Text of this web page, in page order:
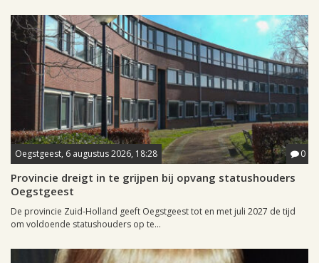
Oegstgeest, 6 augustus 2026, 18:28 0
Provincie dreigt in te grijpen bij opvang statushouders
Oegstgeest
De provincie Zuid-Holland geeft Oegstgeest tot en met juli 2027 de tijd
om voldoende statushouders op te...